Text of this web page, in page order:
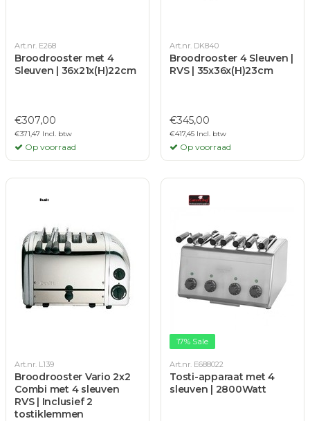
Art.nr. E268
Broodrooster met 4
Sleuven | 36x21x(H)22cm
€307,00
€371,47 Incl. btw
Op voorraad
Art.nr. DK840
Broodrooster 4 Sleuven |
RVS | 35x36x(H)23cm
€345,00
€417,45 Incl. btw
Op voorraad
Art.nr. L139
Broodrooster Vario 2x2
Combi met 4 sleuven
RVS | Inclusief 2
tostiklemmen
17% Sale
Art.nr. E688022
Tosti-apparaat met 4
sleuven | 2800Watt